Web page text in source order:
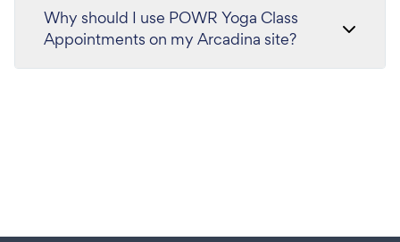
Why should I use POWR Yoga Class
Appointments on my Arcadina site?